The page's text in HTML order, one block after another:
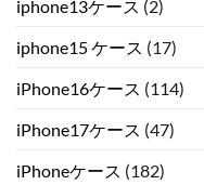
iphone13ケース (2)
iphone15 ケース (17)
iPhone16ケース (114)
iPhone17ケース (47)
iPhoneケース (182)